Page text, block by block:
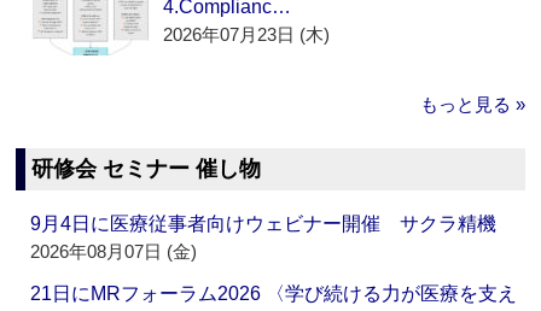
4.Complianc…
2026年07月23日 (木)
もっと見る »
研修会 セミナー 催し物
9月4日に医療従事者向けウェビナー開催 サクラ精機
2026年08月07日 (金)
21日にMRフォーラム2026 〈学び続ける力が医療を支え